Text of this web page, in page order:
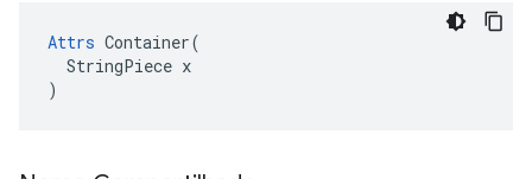
Attrs Container(
  StringPiece x
)